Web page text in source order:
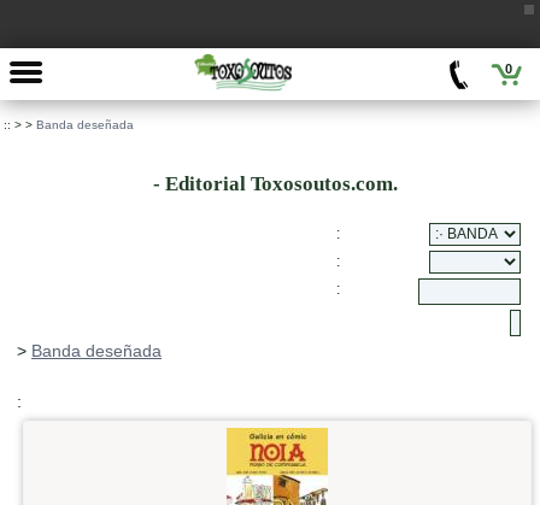
0
:: > > Banda deseñada
- Editorial Toxosoutos.com.
:
:
:
> Banda deseñada
: